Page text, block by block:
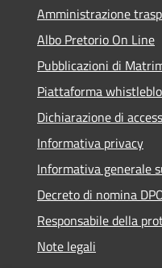
Amministrazione
Albo Pretorio On Line
Pubblicazioni di
Piattaforma
Dichiarazione di
Informativa privacy
Informativa generale
Decreto di nomina
Responsabile della
Note legali